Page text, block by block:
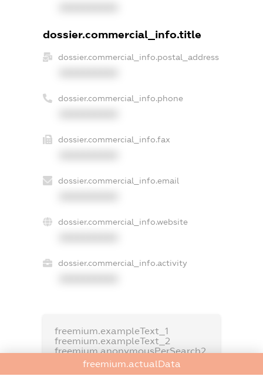
dossier.commercial_info.title
dossier.commercial_info.postal_address
dossier.commercial_info.phone
dossier.commercial_info.fax
dossier.commercial_info.email
dossier.commercial_info.website
dossier.commercial_info.activity
freemium.exampleText_1
freemium.exampleText_2
freemium.anonymousPerSearch2
FREEMIUM.DETAILS
freemium.actualData